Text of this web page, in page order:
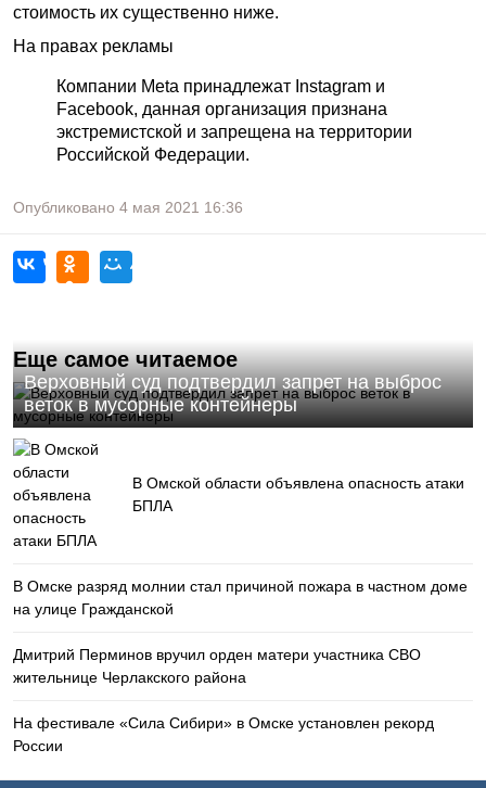
стоимость их существенно ниже.
На правах рекламы
Компании Meta принадлежат Instagram и
Facebook, данная организация признана
экстремистской и запрещена на территории
Российской Федерации.
Опубликовано 4 мая 2021 16:36
Еще самое читаемое
Верховный суд подтвердил запрет на выброс
веток в мусорные контейнеры
В Омской области объявлена опасность атаки
БПЛА
В Омске разряд молнии стал причиной пожара в частном доме
на улице Гражданской
Дмитрий Перминов вручил орден матери участника СВО
жительнице Черлакского района
На фестивале «Сила Сибири» в Омске установлен рекорд
России